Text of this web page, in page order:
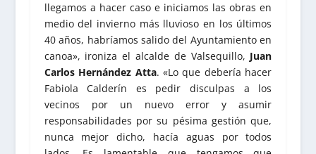
llegamos a hacer caso e iniciamos las obras en
medio del invierno más lluvioso en los últimos
40 años, habríamos salido del Ayuntamiento en
canoa», ironiza el alcalde de Valsequillo, Juan
Carlos Hernández Atta. «Lo que debería hacer
Fabiola Calderín es pedir disculpas a los
vecinos por un nuevo error y asumir
responsabilidades por su pésima gestión que,
nunca mejor dicho, hacía aguas por todos